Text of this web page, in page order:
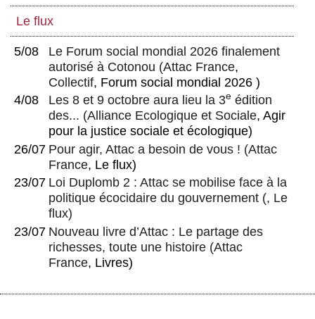
Le flux
5/08
Le Forum social mondial 2026 finalement
autorisé à Cotonou (Attac France,
Collectif, Forum social mondial 2026 )
4/08
Les 8 et 9 octobre aura lieu la 3e édition
des... (Alliance Ecologique et Sociale, Agir
pour la justice sociale et écologique)
26/07 Pour agir, Attac a besoin de vous ! (Attac
France, Le flux)
23/07 Loi Duplomb 2 : Attac se mobilise face à la
politique écocidaire du gouvernement (, Le
flux)
23/07 Nouveau livre d’Attac : Le partage des
richesses, toute une histoire (Attac
France, Livres)